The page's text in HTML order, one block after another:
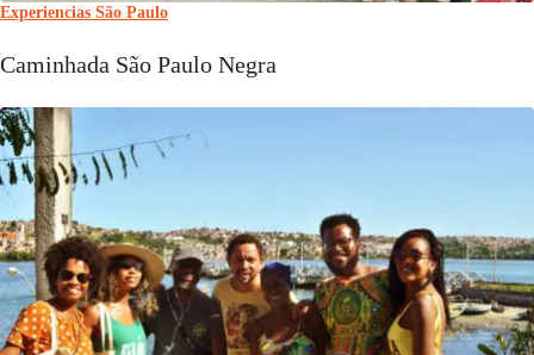
Experiencias São Paulo
Caminhada São Paulo Negra